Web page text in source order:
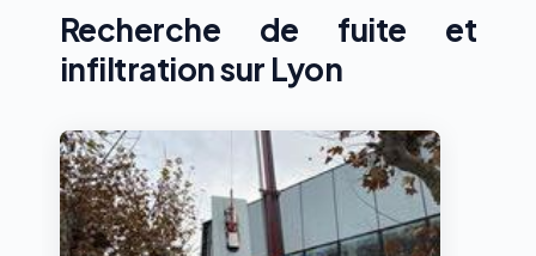
Recherche de fuite et
infiltration sur Lyon